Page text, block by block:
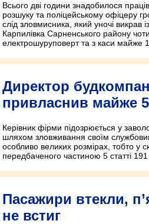
Всього дві години знадобилося
розшуку та поліцейському офіцеру
слід зловмисника, який уночі викрав
Карпилівка Сарненського району
електрошуруповерт та з каси майже
Директор
привласнив майже
Керівник фірми підозрюється у
шляхом зловживання своїм
особливо великих розмірах, тобто у
передбаченого частиною 5 статті 191
Пасажири втекли,
не встиг